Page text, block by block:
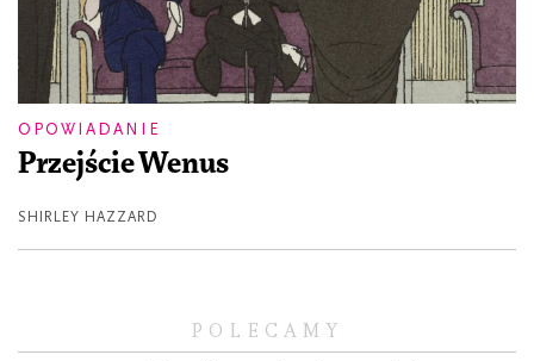
POLECAMY
OPOWIADANIE
Przejście Wenus
SHIRLEY HAZZARD